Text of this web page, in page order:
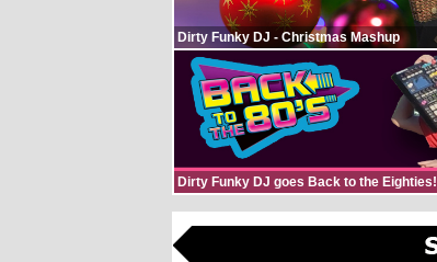
Dirty Funky DJ - Christmas Mashup
Dirty Funky DJ goes Back to the Eighties!